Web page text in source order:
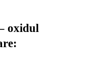
oxidul